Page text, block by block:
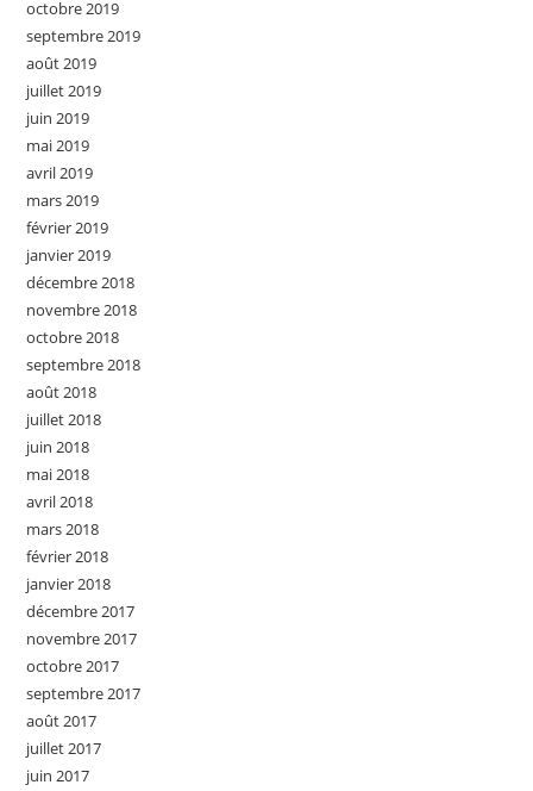
octobre 2019
septembre 2019
août 2019
juillet 2019
juin 2019
mai 2019
avril 2019
mars 2019
février 2019
janvier 2019
décembre 2018
novembre 2018
octobre 2018
septembre 2018
août 2018
juillet 2018
juin 2018
mai 2018
avril 2018
mars 2018
février 2018
janvier 2018
décembre 2017
novembre 2017
octobre 2017
septembre 2017
août 2017
juillet 2017
juin 2017